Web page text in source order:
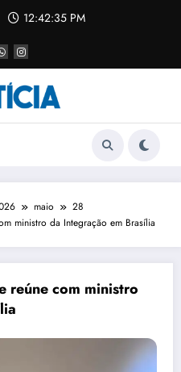
12:42:35 PM
maio
28
ministro da Integração em Brasília
reúne com ministro